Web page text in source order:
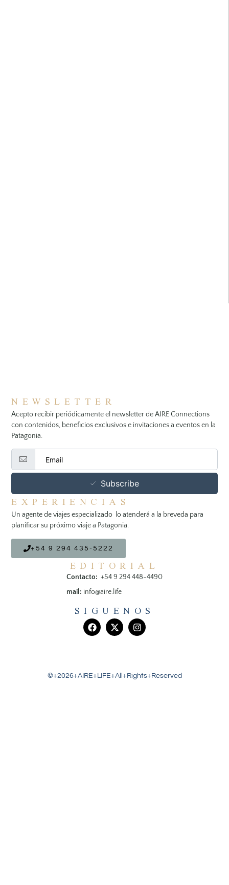
NEWSLETTER
Acepto recibir periódicamente el newsletter de AIRE Connections
con contenidos, beneficios exclusivos e invitaciones a eventos en la
Patagonia.
Subscribe
EXPERIENCIAS
Un agente de viajes especializado lo atenderá a la breveda para
planificar su próximo viaje a Patagonia.
+54 9 294 435-5222
EDITORIAL
Contacto: +54 9 294 448-4490
mail: info@aire.life
SIGUENOS
©+2026+AIRE+LIFE+All+Rights+Reserved